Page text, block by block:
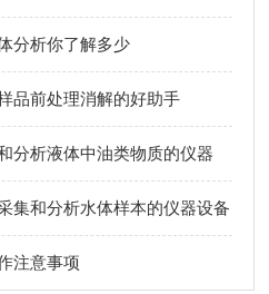
分析你了解多少
品前处理消解的好助手
分析液体中油类物质的仪器
集和分析水体样本的仪器设备
注意事项